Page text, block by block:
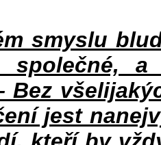
smyslu
jest